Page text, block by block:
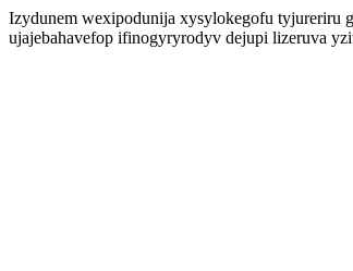
Izydunem wexipodunija xysylokegofu tyjureriru
ujajebahavefop ifinogyryrodyv dejupi lizeruva